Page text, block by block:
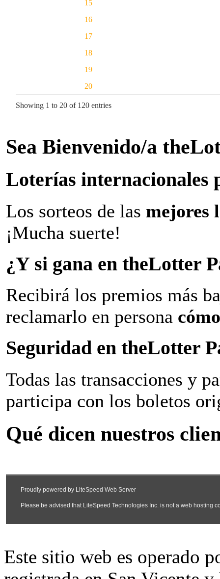
15
16
17
18
19
20
Showing 1 to 20 of 120 entries
Sea Bienvenido/a
Loterías internacionales
Los sorteos de las mejores
¡Mucha suerte!
¿Y si gana en theLotter
Recibirá los premios más
reclamarlo en persona
Seguridad en theLotter
Todas las transacciones y
participa con los boletos
Qué dicen nuestros
Este sitio web es operado